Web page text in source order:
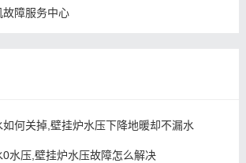
障服务中心
何关掉,壁挂炉水压下降地暖却不漏水
0水压,壁挂炉水压故障怎么解决